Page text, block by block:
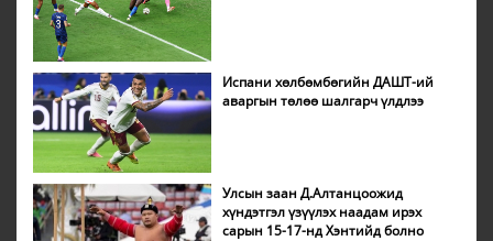
Испани хөлбөмбөгийн ДАШТ-ий
аваргын төлөө шалгарч үлдлээ
Улсын заан Д.Алтанцоожид
хүндэтгэл үзүүлэх наадам ирэх
сарын 15-17-нд Хэнтийд болно